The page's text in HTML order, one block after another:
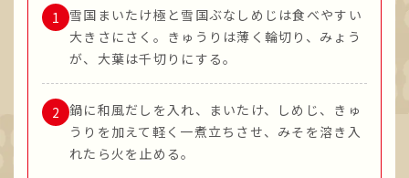
雪国まいたけ極と雪国ぶなしめじは食べやすい
大きさにさく。きゅうりは薄く輪切り、みょう
が、大葉は千切りにする。
鍋に和風だしを入れ、まいたけ、しめじ、きゅ
うりを加えて軽く一煮立ちさせ、みそを溶き入
れたら火を止める。